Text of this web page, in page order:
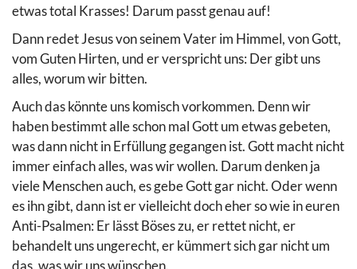
etwas total Krasses! Darum passt genau auf!
Dann redet Jesus von seinem Vater im Himmel, von Gott,
vom Guten Hirten, und er verspricht uns: Der gibt uns
alles, worum wir bitten.
Auch das könnte uns komisch vorkommen. Denn wir
haben bestimmt alle schon mal Gott um etwas gebeten,
was dann nicht in Erfüllung gegangen ist. Gott macht nicht
immer einfach alles, was wir wollen. Darum denken ja
viele Menschen auch, es gebe Gott gar nicht. Oder wenn
es ihn gibt, dann ist er vielleicht doch eher so wie in euren
Anti-Psalmen: Er lässt Böses zu, er rettet nicht, er
behandelt uns ungerecht, er kümmert sich gar nicht um
das, was wir uns wünschen.